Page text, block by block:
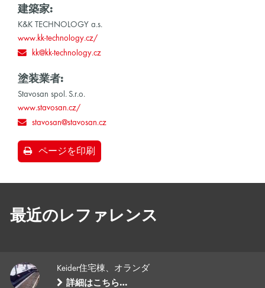
建築家:
K&K TECHNOLOGY a.s.
www.kk-technology.cz/
kk@kk-technology.cz
塗装業者:
Stavosan spol. S.r.o.
www.stavosan.cz/
stavosan@stavosan.cz
ページを印刷
最近のレファレンス
Keider住宅棟、オランダ
詳細はこちら…